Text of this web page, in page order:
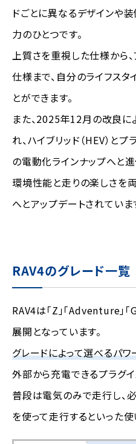
ドごとに異なるデザインや
力のひとつです。
上質さを重視した仕様から
仕様まで、自分のライフス
とができます。
また、2025年12月の改良に
れ、ハイブリッド（HEV）とプ
の電動化ラインナップへと進
環境性能と走りの楽しさを
へとアップデートされていま
RAV4のグレード一覧
RAV4は「Z」「Adventure」
展開となっています。
グレードによって選べるパワ
外部から充電できるプラグイ
普段は電気のみで走行し、
を使って走行するといった使